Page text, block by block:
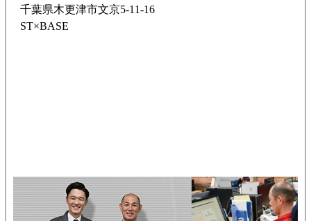
千葉県木更津市文京5-11-16
ST×BASE